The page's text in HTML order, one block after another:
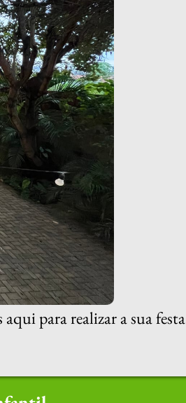
para realizar a sua festa